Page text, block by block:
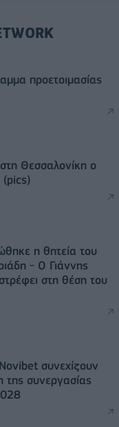
προετοιμασίας
Θεσσαλονίκη ο
(pics)
η θητεία του
- Ο Γιάννης
στη θέση του
συνεχίζουν
της συνεργασίας